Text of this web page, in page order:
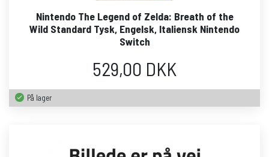
Nintendo The Legend of Zelda: Breath of the
Wild Standard Tysk, Engelsk, Italiensk Nintendo
Switch
529,00 DKK
På lager